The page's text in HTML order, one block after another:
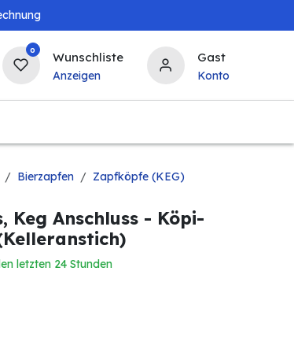
0 Wunschliste
Anzeigen
Gast
Konto
Bierzapfen
Zapfköpfe (KEG)
Keg Anschluss - Köpi-
letzten 24 Stunden